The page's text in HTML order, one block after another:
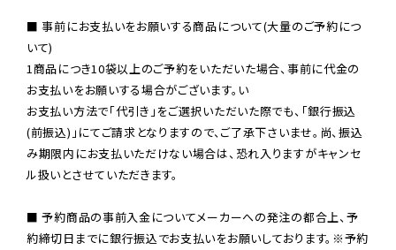
■ 事前にお支払いをお願いする商品について(大量のご予約につ
いて)
1商品につき10袋以上のご予約をいただいた場合、事前に代金の
お支払いをお願いする場合がございます。い
お支払い方法で「代引き」をご選択いただいた際でも、「銀行振込
(前振込)」にてご請求となりますので、ご了承下さいませ。尚、振込
み期限内にお支払いただけない場合は、恐れ入りますがキャンセ
ル扱いとさせていただきます。
■ 予約商品の事前入金についてメーカーへの発注の都合上、予
約締切日までに銀行振込でお支払いをお願いしております。※予約